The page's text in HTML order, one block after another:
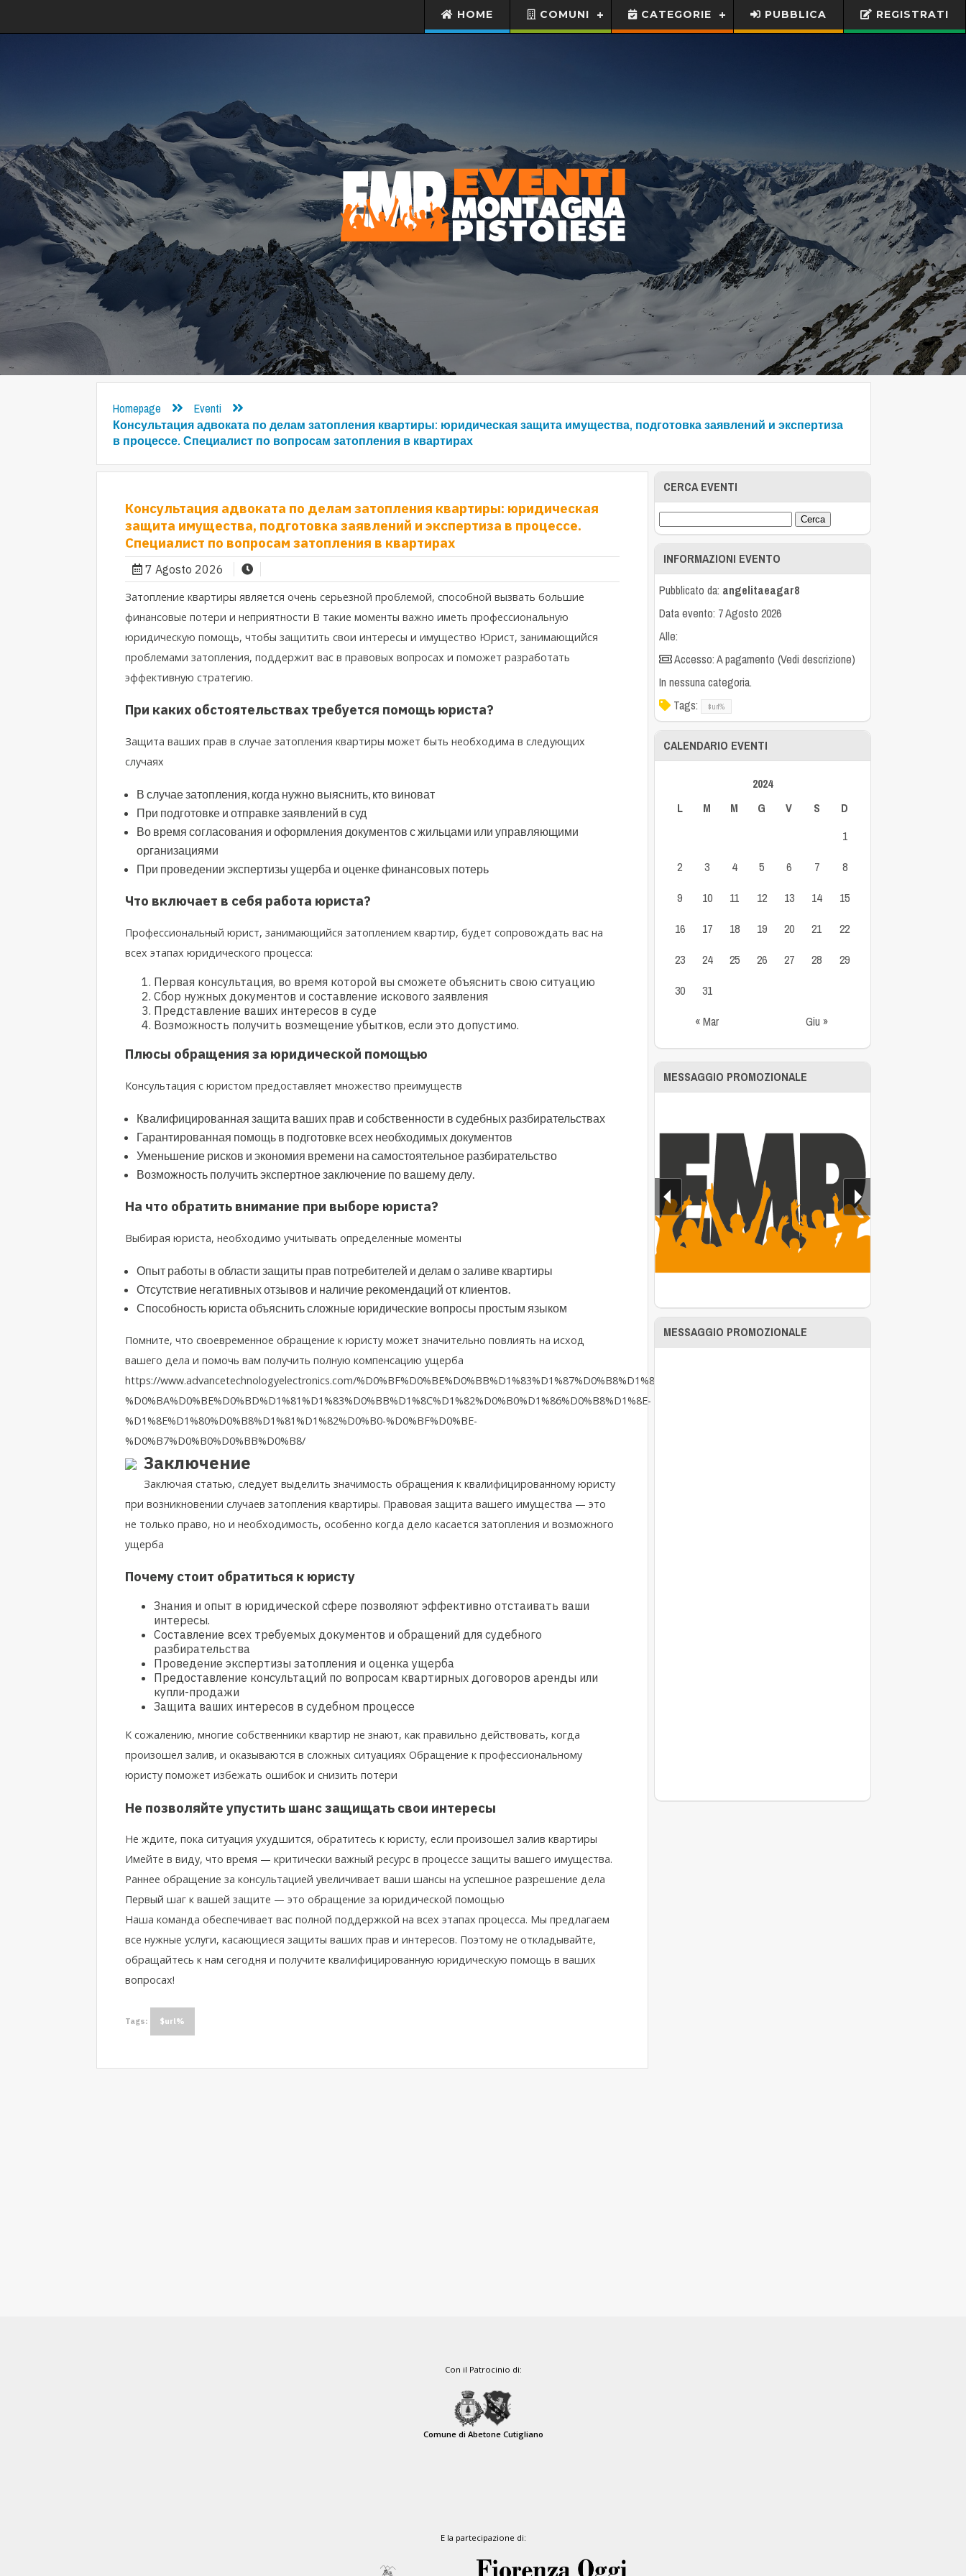
HOME COMUNI CATEGORIE PUBBLICA REGISTRATI
Homepage
Eventi
Консультация адвоката по делам затопления квартиры: юридическая защита имущества, подготовка заявлений и экспертиза
в процессе. Специалист по вопросам затопления в квартирах
Консультация адвоката по делам затопления квартиры: юридическая
защита имущества, подготовка заявлений и экспертиза в процессе.
Специалист по вопросам затопления в квартирах
7 Agosto 2026
Затопление квартиры является очень серьезной проблемой, способной вызвать большие
финансовые потери и неприятности В такие моменты важно иметь профессиональную
юридическую помощь, чтобы защитить свои интересы и имущество Юрист, занимающийся
проблемами затопления, поддержит вас в правовых вопросах и поможет разработать
эффективную стратегию.
При каких обстоятельствах требуется помощь юриста?
Защита ваших прав в случае затопления квартиры может быть необходима в следующих
случаях
В случае затопления, когда нужно выяснить, кто виноват
При подготовке и отправке заявлений в суд
Во время согласования и оформления документов с жильцами или управляющими
организациями
При проведении экспертизы ущерба и оценке финансовых потерь
Что включает в себя работа юриста?
Профессиональный юрист, занимающийся затоплением квартир, будет сопровождать вас на
всех этапах юридического процесса:
Первая консультация, во время которой вы сможете объяснить свою ситуацию
Сбор нужных документов и составление искового заявления
Представление ваших интересов в суде
Возможность получить возмещение убытков, если это допустимо.
Плюсы обращения за юридической помощью
Консультация с юристом предоставляет множество преимуществ
Квалифицированная защита ваших прав и собственности в судебных разбирательствах
Гарантированная помощь в подготовке всех необходимых документов
Уменьшение рисков и экономия времени на самостоятельное разбирательство
Возможность получить экспертное заключение по вашему делу.
На что обратить внимание при выборе юриста?
Выбирая юриста, необходимо учитывать определенные моменты
Опыт работы в области защиты прав потребителей и делам о заливе квартиры
Отсутствие негативных отзывов и наличие рекомендаций от клиентов.
Способность юриста объяснить сложные юридические вопросы простым языком
Помните, что своевременное обращение к юристу может значительно повлиять на исход
вашего дела и помочь вам получить полную компенсацию ущерба
https://www.advancetechnologyelectronics.com/%D0%BF%D0%BE%D0%BB%D1%83%D1%87%D0%B8%D1%82%D1%8C-
%D0%BA%D0%BE%D0%BD%D1%81%D1%83%D0%BB%D1%8C%D1%82%D0%B0%D1%86%D0%B8%D1%8E-
%D1%8E%D1%80%D0%B8%D1%81%D1%82%D0%B0-%D0%BF%D0%BE-
%D0%B7%D0%B0%D0%BB%D0%B8/
Заключение
Заключая статью, следует выделить значимость обращения к квалифицированному юристу
при возникновении случаев затопления квартиры. Правовая защита вашего имущества — это
не только право, но и необходимость, особенно когда дело касается затопления и возможного
ущерба
Почему стоит обратиться к юристу
Знания и опыт в юридической сфере позволяют эффективно отстаивать ваши
интересы.
Составление всех требуемых документов и обращений для судебного
разбирательства
Проведение экспертизы затопления и оценка ущерба
Предоставление консультаций по вопросам квартирных договоров аренды или
купли-продажи
Защита ваших интересов в судебном процессе
К сожалению, многие собственники квартир не знают, как правильно действовать, когда
произошел залив, и оказываются в сложных ситуациях Обращение к профессиональному
юристу поможет избежать ошибок и снизить потери
Не позволяйте упустить шанс защищать свои интересы
Не ждите, пока ситуация ухудшится, обратитесь к юристу, если произошел залив квартиры
Имейте в виду, что время — критически важный ресурс в процессе защиты вашего имущества.
Раннее обращение за консультацией увеличивает ваши шансы на успешное разрешение дела
Первый шаг к вашей защите — это обращение за юридической помощью
Наша команда обеспечивает вас полной поддержкой на всех этапах процесса. Мы предлагаем
все нужные услуги, касающиеся защиты ваших прав и интересов. Поэтому не откладывайте,
обращайтесь к нам сегодня и получите квалифицированную юридическую помощь в ваших
вопросах!
Tags: $url%
CERCA EVENTI
INFORMAZIONI EVENTO
Pubblicato da: angelitaeagar8
Data evento: 7 Agosto 2026
Alle:
Accesso: A pagamento (Vedi descrizione)
In nessuna categoria.
Tags:
$url%
CALENDARIO EVENTI
2024
L
M M G V S D
« Mar Giu »
1
2
3 4 5 6 7
8
9
10 11 12 13 14
15
16
17 18 19 20 21
22
23
24 25 26 27 28
29
30
31
MESSAGGIO PROMOZIONALE
MESSAGGIO PROMOZIONALE
Con il Patrocinio di:
Comune di Abetone Cutigliano
E la partecipazione di: